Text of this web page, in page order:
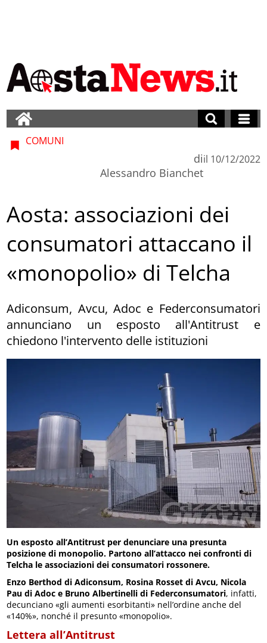
COMUNI
di
Alessandro Bianchet
il 10/12/2022
Aosta: associazioni dei
consumatori attaccano il
«monopolio» di Telcha
Adiconsum, Avcu, Adoc e Federconsumatori
annunciano un esposto all'Antitrust e
chiedono l'intervento delle istituzioni
Un esposto all’Antitrust per denunciare una presunta
posizione di monopolio. Partono all’attacco nei confronti di
Telcha le associazioni dei consumatori rossonere.
Enzo Berthod di Adiconsum, Rosina Rosset di Avcu, Nicola
Pau di Adoc e Bruno Albertinelli di Federconsumatori, infatti,
decunciano «gli aumenti esorbitanti» nell’ordine anche del
«140%», nonché il presunto «monopolio».
Lettera all’Antitrust